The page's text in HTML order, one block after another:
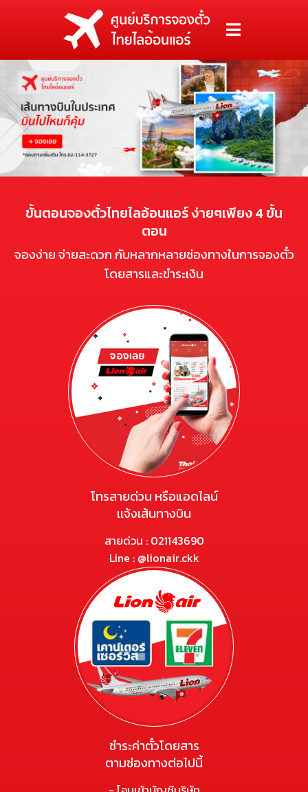
ขั้นตอนจองตั๋วไทยไลอ้อนแอร์ ง่ายๆเพียง 4 ขั้น
ตอน
จองง่าย จ่ายสะดวก กับหลากหลายช่องทางในการจองตั๋ว
โดยสารและขำระเงิน
โทรสายด่วน หรือแอดไลน์
เเจ้งเส้นทางบิน
สายด่วน : 021143690​
Line : @lionair.ckk
ชำระค่าตั๋วโดยสาร
ตามช่องทางต่อไปนี้